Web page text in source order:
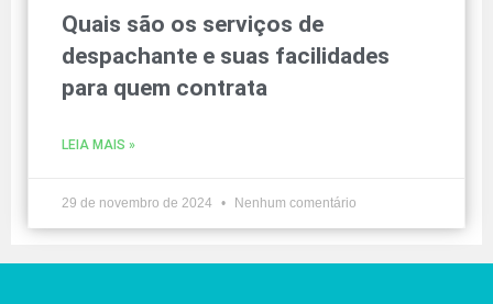
Quais são os serviços de
despachante e suas facilidades
para quem contrata
LEIA MAIS »
29 de novembro de 2024 Nenhum comentário